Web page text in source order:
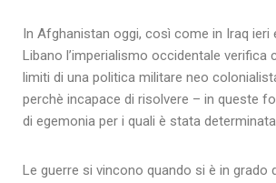
In Afghanistan oggi, così come in Iraq ieri
Libano l’imperialismo occidentale verifica
limiti di una politica militare neo
perchè incapace di risolvere – in queste
di egemonia per i quali è stata
Le guerre si vincono quando si è in grado